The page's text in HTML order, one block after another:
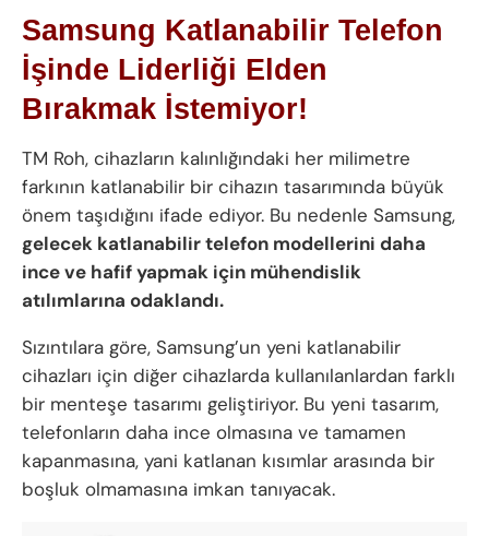
Samsung Katlanabilir Telefon
İşinde Liderliği Elden
Bırakmak İstemiyor!
TM Roh, cihazların kalınlığındaki her milimetre
farkının katlanabilir bir cihazın tasarımında büyük
önem taşıdığını ifade ediyor. Bu nedenle Samsung,
gelecek katlanabilir telefon modellerini daha
ince ve hafif yapmak için mühendislik
atılımlarına odaklandı.
Sızıntılara göre, Samsung’un yeni katlanabilir
cihazları için diğer cihazlarda kullanılanlardan farklı
bir menteşe tasarımı geliştiriyor. Bu yeni tasarım,
telefonların daha ince olmasına ve tamamen
kapanmasına, yani katlanan kısımlar arasında bir
boşluk olmamasına imkan tanıyacak.